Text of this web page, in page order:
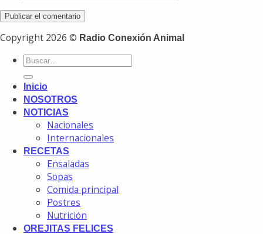
Copyright 2026 © Radio Conexión Animal
Inicio
NOSOTROS
NOTICIAS
Nacionales
Internacionales
RECETAS
Ensaladas
Sopas
Comida principal
Postres
Nutrición
OREJITAS FELICES